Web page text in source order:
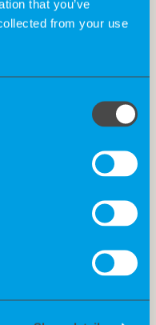
that you’ve
from your use